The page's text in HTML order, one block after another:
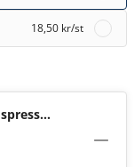
18,50 kr/st